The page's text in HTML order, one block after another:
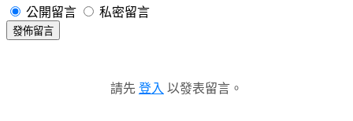
公開留言 私密留言
發佈留言
請先 登入 以發表留言。